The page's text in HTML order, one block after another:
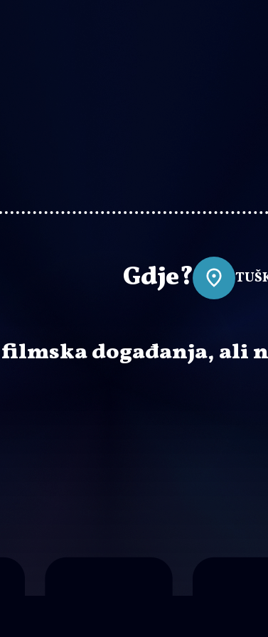
Gdje?
događanja, ali